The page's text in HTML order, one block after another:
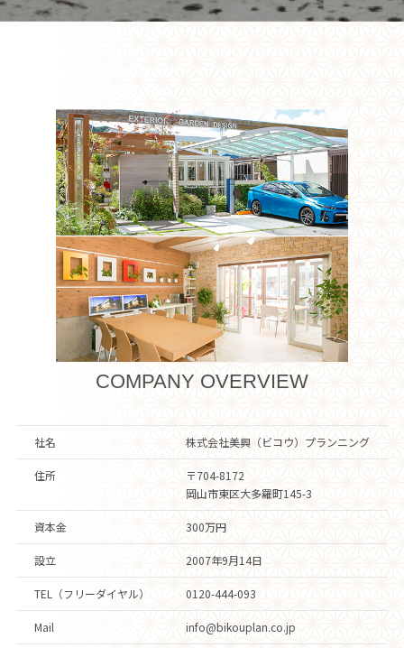
COMPANY OVERVIEW
社名 株式会社美興（ビコウ）プランニング
住所
〒704-8172
岡山市東区大多羅町145-3
資本金 300万円
設立 2007年9月14日
TEL（フリーダイヤル） 0120-444-093
Mail info@bikouplan.co.jp